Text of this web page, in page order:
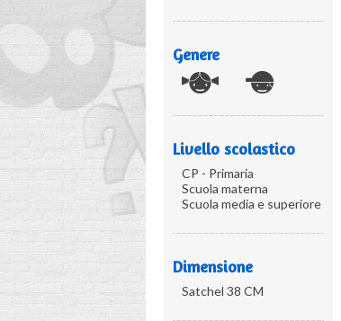
Genere
Livello scolastico
CP - Primaria
Scuola materna
Scuola media e superiore
Dimensione
Satchel 38 CM